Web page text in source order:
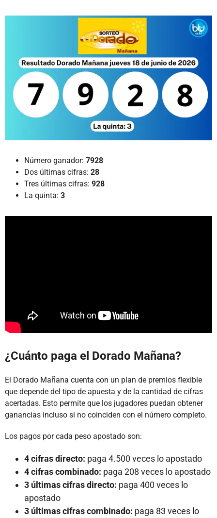
Número ganador: 7928
Dos últimas cifras: 28
Tres últimas cifras: 928
La quinta: 3
¿Cuánto paga el Dorado Mañana?
El Dorado Mañana cuenta con un plan de premios flexible
que depende del tipo de apuesta y de la cantidad de cifras
acertadas. Esto permite que los jugadores puedan obtener
ganancias incluso si no coinciden con el número completo.
Los pagos por cada peso apostado son:
4 cifras directo: paga 4.500 veces lo apostado
4 cifras combinado: paga 208 veces lo apostado
3 últimas cifras directo: paga 400 veces lo
apostado
3 últimas cifras combinado: paga 83 veces lo